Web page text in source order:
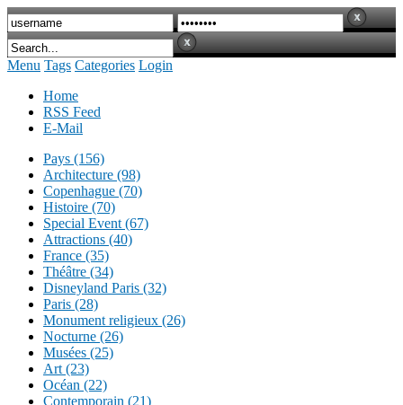
Menu Tags Categories Login
Home
RSS Feed
E-Mail
Pays (156)
Architecture (98)
Copenhague (70)
Histoire (70)
Special Event (67)
Attractions (40)
France (35)
Théâtre (34)
Disneyland Paris (32)
Paris (28)
Monument religieux (26)
Nocturne (26)
Musées (25)
Art (23)
Océan (22)
Contemporain (21)